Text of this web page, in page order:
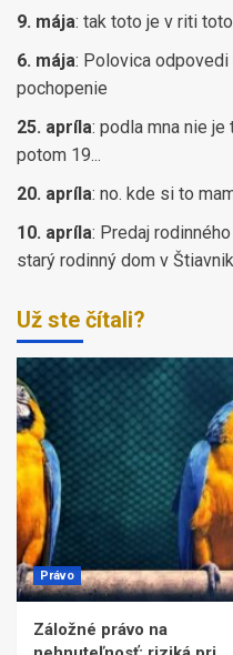
9. mája: tak toto je v riti
6. mája: Polovica odpovedi
pochopenie
25. apríla: podla mna nie je
potom 19...
20. apríla: no. kde si to
10. apríla: Predaj
starý rodinný dom v
Už ste čítali?
Právo
Záložné právo na